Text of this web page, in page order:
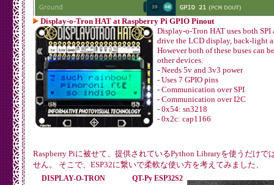
Display-o-Tron HAT at Raspberry Pi GPIO Pinout
Display-o-Tron HAT uses both SPI
drive the LCD display, back-light
However both of these buses can
other devices.
- Needs 5v and 3v3 power
- Uses 7 GPIO pins
- Communication over SPI
- Communication over I2C
- 0x54: sn3218
- 0x2c: cap1166
Raspberry Piに被せて、提供されているPython Libraryを使うだけで
せん。 そこで、ESP32に繋いで柔軟な使い方を考えてみました、
DISPLAY-O-TRON
QT-Py ESP32S2